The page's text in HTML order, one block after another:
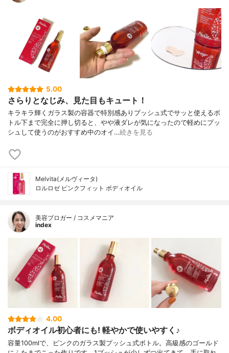
5.00
さらりとなじみ、見た目もキュート！
キラキラ輝くガラス製の容器で特別感ありプッシュ式でサッと使えるボ
トル下まで完全に押し切ると、やや液ダレが気になったので軽めにプッ
シュして使うのがおすすめ中のオイ…続きを見る
Melvita(メルヴィータ)
ロルロゼ ピンクフィット ボディオイル
美容ブロガー / コスメマニア
index
4.00
ボディオイル初心者にも! 軽やかで使いやすく♪
容量100mlで、ピンクのガラス製プッシュ式ボトル。高級感のゴールド